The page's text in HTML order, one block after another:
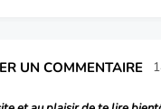
UN COMMENTAIRE